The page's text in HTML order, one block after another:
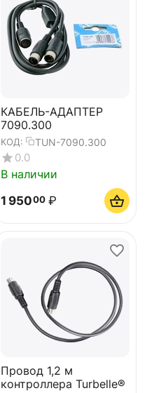
КАБЕЛЬ-АДАПТЕР
7090.300
КОД: TUN-7090.300
0.0
В наличии
1 95000 ₽
Провод 1,2 м
контроллера Turbelle®